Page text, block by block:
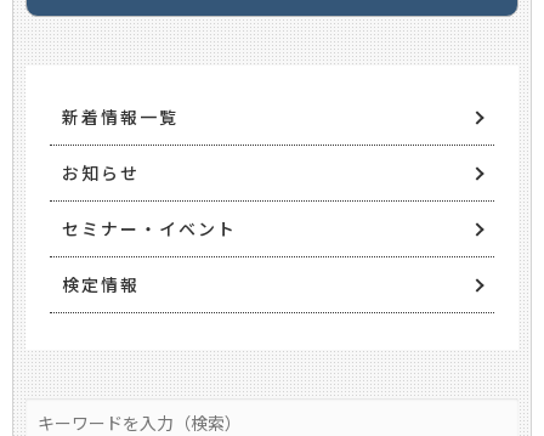
新着情報一覧
お知らせ
セミナー・イベント
検定情報